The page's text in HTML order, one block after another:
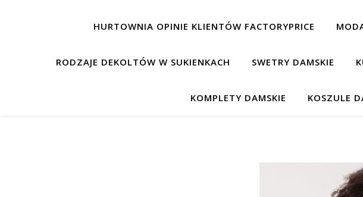
HURTOWNIA OPINIE KLIENTÓW FACTORYPRICE
RODZAJE DEKOLTÓW W SUKIENKACH SWETRY DAMSKIE
KOMPLETY DAMSKIE KOSZULE